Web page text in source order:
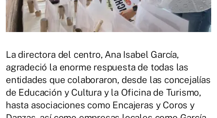
La directora del centro, Ana Isabel García,
agradeció la enorme respuesta de todas las
entidades que colaboraron, desde las concejalías
de Educación y Cultura y la Oficina de Turismo,
hasta asociaciones como Encajeras y Coros y